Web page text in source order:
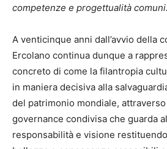
competenze e progettualità
A venticinque anni dall’avvio della
Ercolano continua dunque a
concreto di come la filantropia
in maniera decisiva alla
del patrimonio mondiale,
governance condivisa che guarda
responsabilità e visione